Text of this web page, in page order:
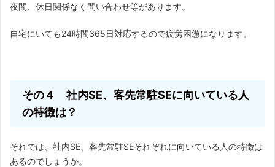
夜間、休日関係なく問い合わせ等があります。
自宅にいても24時間365日対応するので疲労困憊になります。
その４ 社内SE、客先常駐SEに向いている人
の特徴は？
それでは、社内SE、客先常駐SEそれぞれに向いている人の特徴は
あるのでしょうか。